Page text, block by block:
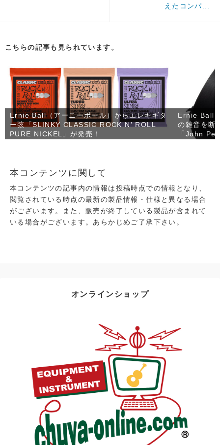
えたコンパ...
こちらの記事も見られています。
Ernie Ball（アーニーボール）からエレキギタ
ー弦「SLINKY CLASSIC ROCK N’ ROLL
PURE NICKEL」が発売！
Ernie Ball
の雑音を断
「John
本コンテンツに関して
本コンテンツの記事内の情報は投稿時点での情報となり、
閲覧されている時点の最新の製品情報・仕様と異なる場合
がございます。また、販売が終了している製品が含まれて
いる場合がございます。あらかじめご了承下さい。
オンラインショップ